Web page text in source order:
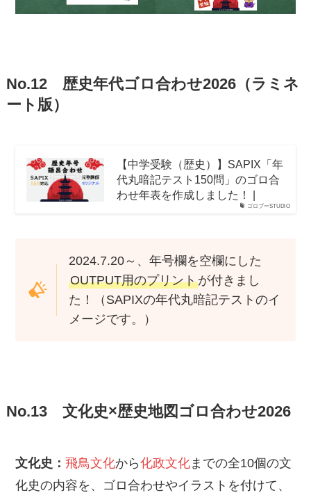
No.12 歴史年代ゴロ合わせ2026（ラミネ
ート版）
ゴロブーSTUDIO
【中学受験（歴史）】SAPIX「年
代丸暗記テスト150問」のゴロ合
わせ年表を作成しました！ |
2024.7.20～、年号欄を空欄にした
OUTPUT用のプリントが付きまし
た！（SAPIXの年代丸暗記テストのイ
メージです。）
No.13 文化史×歴史地図ゴロ合わせ2026
文化史： 飛鳥文化から化政文化までの全10個の文
化史の内容を、ゴロ合わせやイラストを付けて、